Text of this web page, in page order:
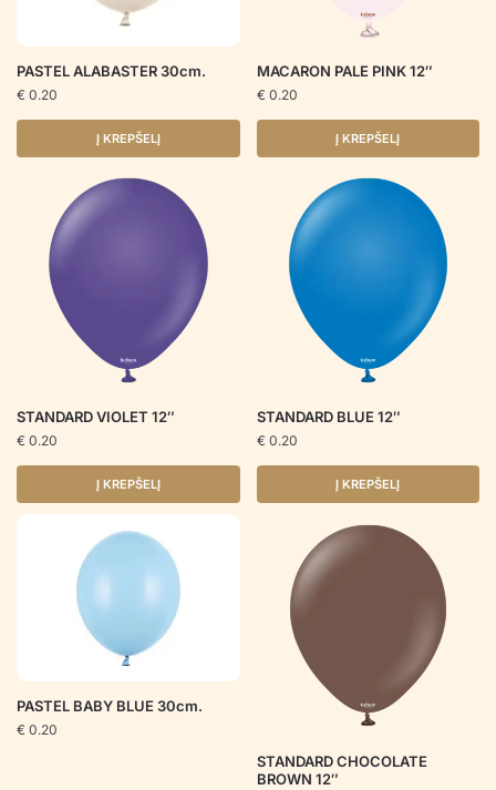
PASTEL ALABASTER 30cm.
€ 0.20
Į KREPŠELĮ
MACARON PALE PINK 12″
€ 0.20
Į KREPŠELĮ
STANDARD VIOLET 12″
€ 0.20
Į KREPŠELĮ
STANDARD BLUE 12″
€ 0.20
Į KREPŠELĮ
PASTEL BABY BLUE 30cm.
€ 0.20
STANDARD CHOCOLATE
BROWN 12″